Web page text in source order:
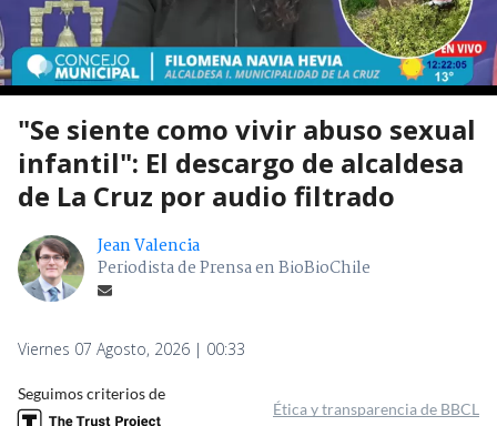
"Se siente como vivir abuso sexual
infantil": El descargo de alcaldesa
de La Cruz por audio filtrado
Jean Valencia
Periodista de Prensa en BioBioChile
Viernes 07 Agosto, 2026 | 00:33
Seguimos criterios de
Ética y transparencia de BBCL